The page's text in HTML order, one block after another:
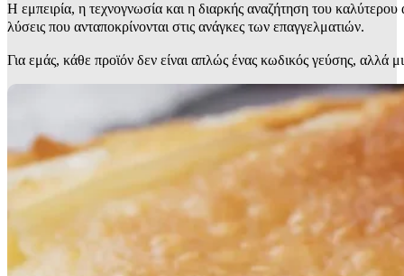
Η εμπειρία, η τεχνογνωσία και η διαρκής αναζήτηση του
λύσεις που ανταποκρίνονται στις ανάγκες των επαγγελματιών.
Για εμάς, κάθε προϊόν δεν είναι απλώς ένας κωδικός γεύσης, αλλά